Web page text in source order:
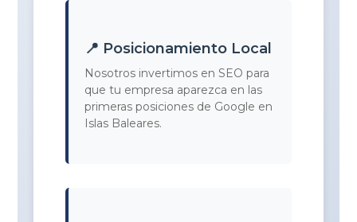
📍 Posicionamiento Local
Nosotros invertimos en SEO para
que tu empresa aparezca en las
primeras posiciones de Google en
Islas Baleares.